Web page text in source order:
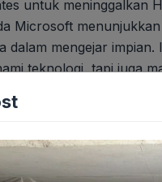
untuk meninggalkan
Microsoft menunjukkan
dalam mengejar impian.
teknologi, tapi juga
yang visioner dan
menjadi raksasa
Kisah sukses Bill Gates